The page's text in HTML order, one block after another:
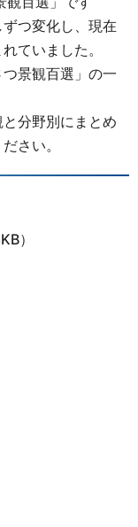
つ変化し、現在
ていました。
景観百選」の一
分野別にまとめ
さい。
）